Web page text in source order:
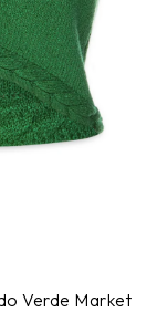
Verde Market